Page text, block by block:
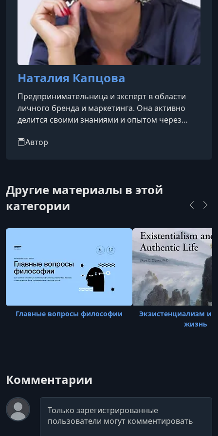
Наталия Капцова
Предпринимательница и эксперт в области
личного бренда и маркетинга. Она активно
делится своими знаниями и опытом через
сети и образовательные программы.
Автор
Другие материалы в этой
категории
Главные вопросы философии
Экзистенциализм и
жизнь
Комментарии
Комментарий